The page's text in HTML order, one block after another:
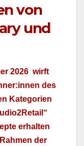
von
und
2026 wirft
des
Kat­e­gorien
erhal­ten
der